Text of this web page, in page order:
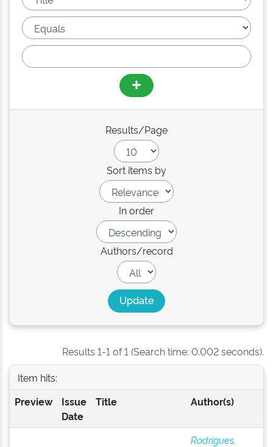
Results/Page
Sort items by
In order
Authors/record
Results 1-1 of 1 (Search time: 0.002 seconds).
Item hits:
Preview
Issue
Date
Title Author(s)
Rodrigues,